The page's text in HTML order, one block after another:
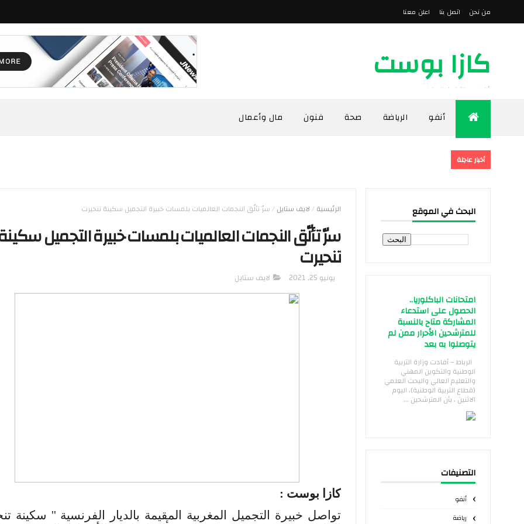
من نحن اتصل بنا اعلن معنا
كازا بوست
أخبار مدينة الدار البيضاء
أنفو الرياضة صحة فنون مال وأعمال
أخبار عاجلة
البحث في الموقع
امتحانات الباكلوريا..
الحصول على استدعاء
المشاركة متاح بالنسبة
للمترشحين الأحرار ممن لم
يتوصلوا به بعد
الرباط – أفادت وزارة التربية
الوطنية والتكوين المهني
والتعليم العالي والبحث العلمي
(قطاع التربية الوطنية)، اليوم
الاثنين ، بأن المترشحين ...
التصنيفات
أنفو
رياضة
الرئيسية/لايف ستايل/سرّ تألّق النجمات العالميات بلمسات خبيرة التجميل سكينة تنحيرت
سرّ تألّق النجمات العالميات بلمسات خبيرة التجميل
تنحيرت
يونيو 25, 2021 لايف ستايل
كازا بوست :
تواصل خبيرة التجميل المغربية المقيمة بالديار الفرنسية '' سكينة